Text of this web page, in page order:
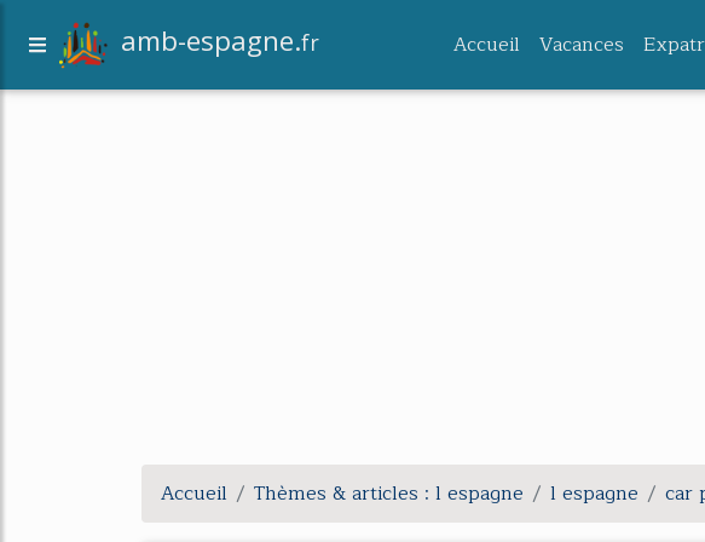
amb-espagne.fr Accueil Vacances
Accueil Thèmes & articles : l espagne l espagne car